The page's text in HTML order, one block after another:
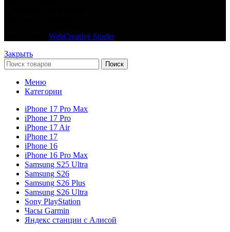
WebCreative Studio
Закрыть
Поиск
Меню
Категории
iPhone 17 Pro Max
iPhone 17 Pro
iPhone 17 Air
iPhone 17
iPhone 16
iPhone 16 Pro Max
Samsung S25 Ultra
Samsung S26
Samsung S26 Plus
Samsung S26 Ultra
Sony PlayStation
Часы Garmin
Яндекс станции с Алисой